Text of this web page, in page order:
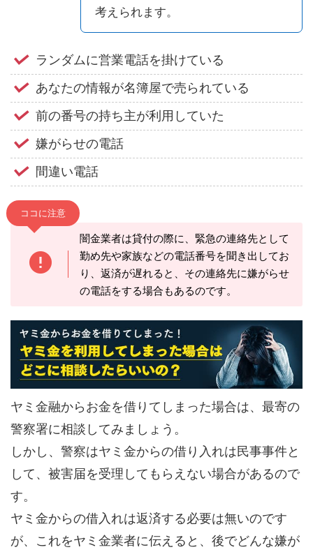
考えられます。
ランダムに営業電話を掛けている
あなたの情報が名簿屋で売られている
前の番号の持ち主が利用していた
嫌がらせの電話
間違い電話
ココに注意
闇金業者は貸付の際に、緊急の連絡先として
勤め先や家族などの電話番号を聞き出してお
り、返済が遅れると、その連絡先に嫌がらせ
の電話をする場合もあるのです。
ヤミ金融からお金を借りてしまった場合は、最寄の
警察署に相談してみましょう。
しかし、警察はヤミ金からの借り入れは民事事件と
して、被害届を受理してもらえない場合があるので
す。
ヤミ金からの借入れは返済する必要は無いのです
が、これをヤミ金業者に伝えると、後でどんな嫌が